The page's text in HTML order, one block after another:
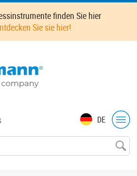
finden Sie hier
Sie sie hier!
DE